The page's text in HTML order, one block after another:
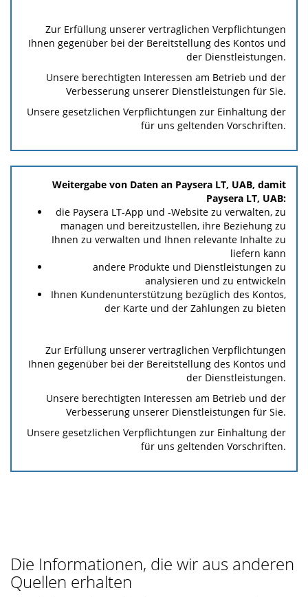
Zur Erfüllung unserer vertraglichen Verpflichtungen
Ihnen gegenüber bei der Bereitstellung des Kontos und
der Dienstleistungen.
Unsere berechtigten Interessen am Betrieb und der
Verbesserung unserer Dienstleistungen für Sie.
Unsere gesetzlichen Verpflichtungen zur Einhaltung der
für uns geltenden Vorschriften.
Weitergabe von Daten an Paysera LT, UAB, damit
Paysera LT, UAB:
die Paysera LT-App und -Website zu verwalten, zu
managen und bereitzustellen, ihre Beziehung zu
Ihnen zu verwalten und Ihnen relevante Inhalte zu
liefern kann
andere Produkte und Dienstleistungen zu
analysieren und zu entwickeln
Ihnen Kundenunterstützung bezüglich des Kontos,
der Karte und der Zahlungen zu bieten
Zur Erfüllung unserer vertraglichen Verpflichtungen
Ihnen gegenüber bei der Bereitstellung des Kontos und
der Dienstleistungen.
Unsere berechtigten Interessen am Betrieb und der
Verbesserung unserer Dienstleistungen für Sie.
Unsere gesetzlichen Verpflichtungen zur Einhaltung der
für uns geltenden Vorschriften.
Die Informationen, die wir aus anderen
Quellen erhalten